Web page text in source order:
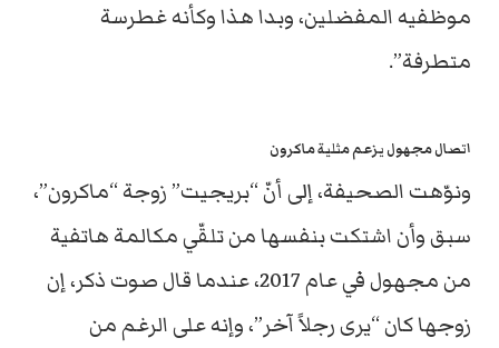
موظفيه المفضلين، وبدا هذا وكأنه غطرسة
متطرفة”.
اتصال مجهول يزعم مثلية ماكرون
ونوّهت الصحيفة، إلى أنّ “بريجيت” زوجة “ماكرون”،
سبق وأن اشتكت بنفسها من تلقّي مكالمة هاتفية
من مجهول في عام 2017، عندما قال صوت ذكر، إن
زوجها كان “يرى رجلاً آخر”، وإنه على الرغم من